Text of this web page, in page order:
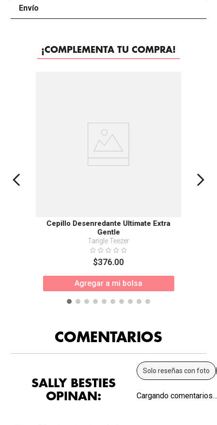
Envío
¡COMPLEMENTA TU COMPRA!
Cepillo Desenredante Ultimate Extra
Gentle
Tangle Teezer
$376.00
Agregar a mi bolsa
COMENTARIOS
SALLY BESTIES
OPINAN:
Solo reseñas con foto
Cargando